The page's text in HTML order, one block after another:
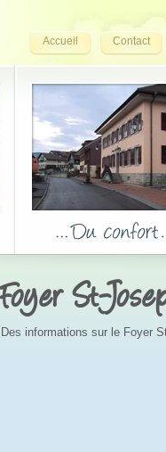
Accueil Contact
Foyer St-
Des informations sur le Foyer